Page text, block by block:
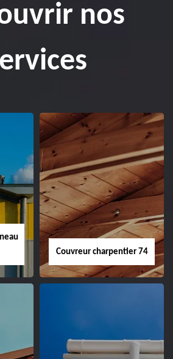
nos
Couvreur charpentier 74